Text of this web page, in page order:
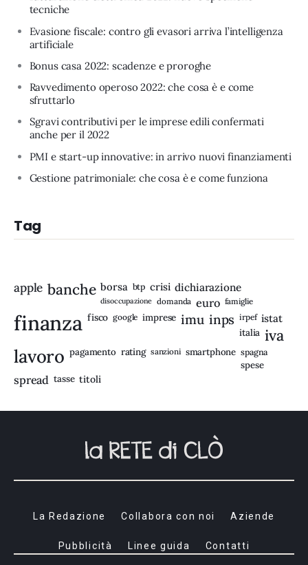
tecniche
Evasione fiscale: contro gli evasori arriva l’intelligenza
artificiale
Bonus casa 2022: scadenze e proroghe
Ravvedimento operoso 2022: che cosa è e come
sfruttarlo
Sgravi contributivi per le imprese edili confermati
anche per il 2022
PMI e start-up innovative: in arrivo nuovi finanziamenti
Gestione patrimoniale: che cosa è e come funziona
Tag
apple banche borsa btp crisi dichiarazione
disoccupazione domanda euro famiglie
finanza fisco google imprese imu inps irpef istat
italia iva
lavoro pagamento rating sanzioni smartphone spagna
spese
spread tasse titoli
La Redazione Collabora con noi Aziende
Pubblicità Linee guida Contatti